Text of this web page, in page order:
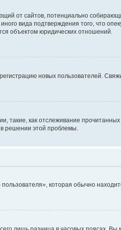
от сайтов, потенциально
вида подтверждения того, что
объектом юридических отношений.
новых пользователей.
такие, как отслеживание
решении этой проблемы.
которая обычно